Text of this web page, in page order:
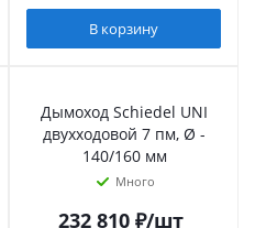
В корзину
Дымоход Schiedel UNI
двухходовой 7 пм, Ø -
140/160 мм
Много
232 810₽/шт